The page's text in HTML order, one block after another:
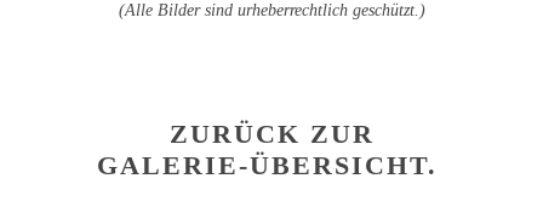
(Alle Bilder sind urheberrechtlich geschützt.)
ZURÜCK ZUR
GALERIE-ÜBERSICHT.